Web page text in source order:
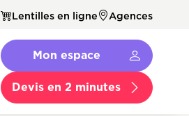
Lentilles en ligne Agences
Navbar
Menu
Secondaire
Mon espace
Devis en 2 minutes